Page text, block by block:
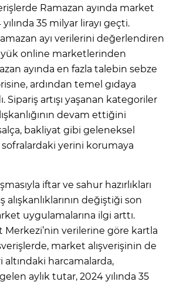
Ramazan ayında market
35 milyar lirayı geçti.
ayı verilerini değerlendiren
online marketlerinden
ayında en fazla talebin sebze
ardından temel gıdaya
Sipariş artışı yaşanan kategoriler
devam ettiğini
bakliyat gibi geleneksel
yerini korumaya
iftar ve sahur hazırlıkları
alışkanlıklarının değiştiği son
uygulamalarına ilgi arttı.
Merkezi’nin verilerine göre kartla
market alışverişinin de
altındaki harcamalarda,
aylık tutar, 2024 yılında 35